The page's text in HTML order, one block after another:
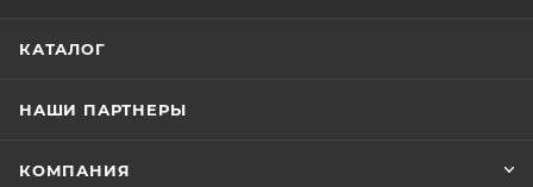
КАТАЛОГ
НАШИ ПАРТНЕРЫ
КОМПАНИЯ